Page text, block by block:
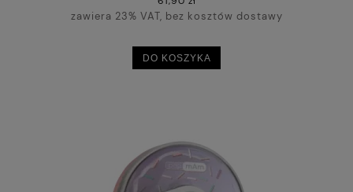
zawiera 23% VAT, bez kosztów dostawy
DO KOSZYKA